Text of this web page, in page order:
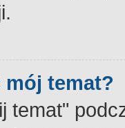
temat?
temat"